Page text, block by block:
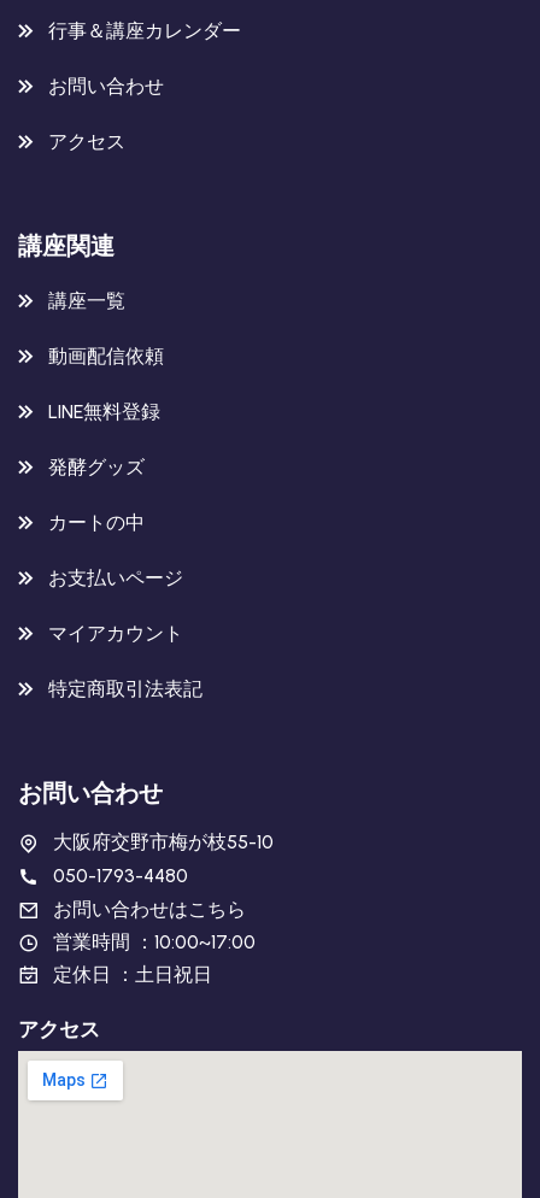
行事＆講座カレンダー
お問い合わせ
アクセス
講座関連
講座一覧
動画配信依頼
LINE無料登録
発酵グッズ
カートの中
お支払いページ
マイアカウント
特定商取引法表記
お問い合わせ
大阪府交野市梅が枝55-10
050-1793-4480
お問い合わせはこちら
営業時間 ：10:00~17:00
定休日 ：土日祝日
アクセス